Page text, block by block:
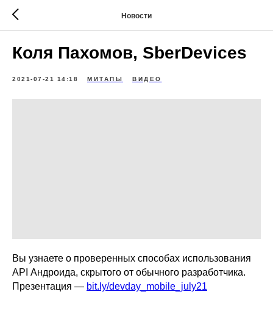
Новости
Коля Пахомов, SberDevices
2021-07-21 14:18 МИТАПЫ ВИДЕО
Вы узнаете о проверенных способах использования
API Андроида, скрытого от обычного разработчика.
Презентация — bit.ly/devday_mobile_july21